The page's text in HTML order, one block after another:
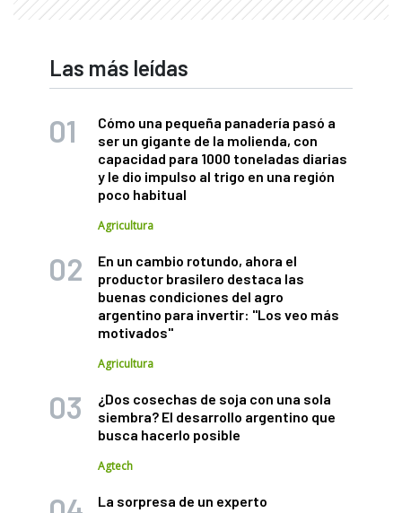
Las más leídas
Cómo una pequeña panadería pasó a
ser un gigante de la molienda, con
capacidad para 1000 toneladas diarias
y le dio impulso al trigo en una región
poco habitual
Agricultura
En un cambio rotundo, ahora el
productor brasilero destaca las
buenas condiciones del agro
argentino para invertir: "Los veo más
motivados"
Agricultura
¿Dos cosechas de soja con una sola
siembra? El desarrollo argentino que
busca hacerlo posible
Agtech
La sorpresa de un experto